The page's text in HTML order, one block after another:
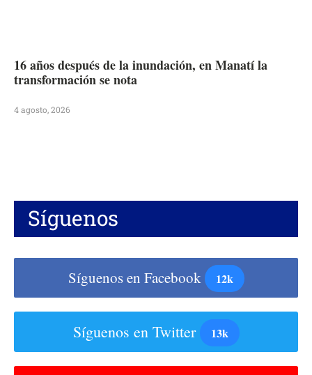
16 años después de la inundación, en Manatí la
transformación se nota
4 agosto, 2026
Síguenos
Síguenos en Facebook 12k
Síguenos en Twitter 13k